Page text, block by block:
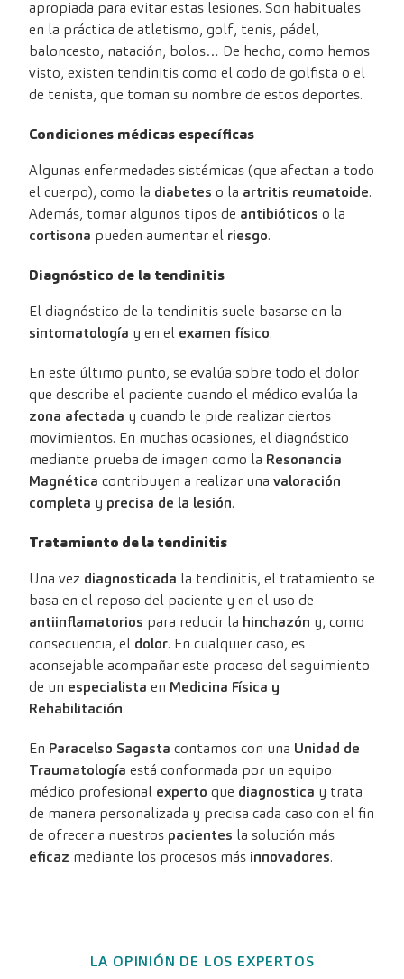
apropiada para evitar estas lesiones. Son habituales
en la práctica de atletismo, golf, tenis, pádel,
baloncesto, natación, bolos… De hecho, como hemos
visto, existen tendinitis como el codo de golfista o el
de tenista, que toman su nombre de estos deportes.
Condiciones médicas específicas
Algunas enfermedades sistémicas (que afectan a todo
el cuerpo), como la diabetes o la artritis reumatoide.
Además, tomar algunos tipos de antibióticos o la
cortisona pueden aumentar el riesgo.
Diagnóstico de la tendinitis
El diagnóstico de la tendinitis suele basarse en la
sintomatología y en el examen físico.
En este último punto, se evalúa sobre todo el dolor
que describe el paciente cuando el médico evalúa la
zona afectada y cuando le pide realizar ciertos
movimientos. En muchas ocasiones, el diagnóstico
mediante prueba de imagen como la Resonancia
Magnética contribuyen a realizar una valoración
completa y precisa de la lesión.
Tratamiento de la tendinitis
Una vez diagnosticada la tendinitis, el tratamiento se
basa en el reposo del paciente y en el uso de
antiinflamatorios para reducir la hinchazón y, como
consecuencia, el dolor. En cualquier caso, es
aconsejable acompañar este proceso del seguimiento
de un especialista en Medicina Física y
Rehabilitación.
En Paracelso Sagasta contamos con una Unidad de
Traumatología está conformada por un equipo
médico profesional experto que diagnostica y trata
de manera personalizada y precisa cada caso con el fin
de ofrecer a nuestros pacientes la solución más
eficaz mediante los procesos más innovadores.
LA OPINIÓN DE LOS EXPERTOS